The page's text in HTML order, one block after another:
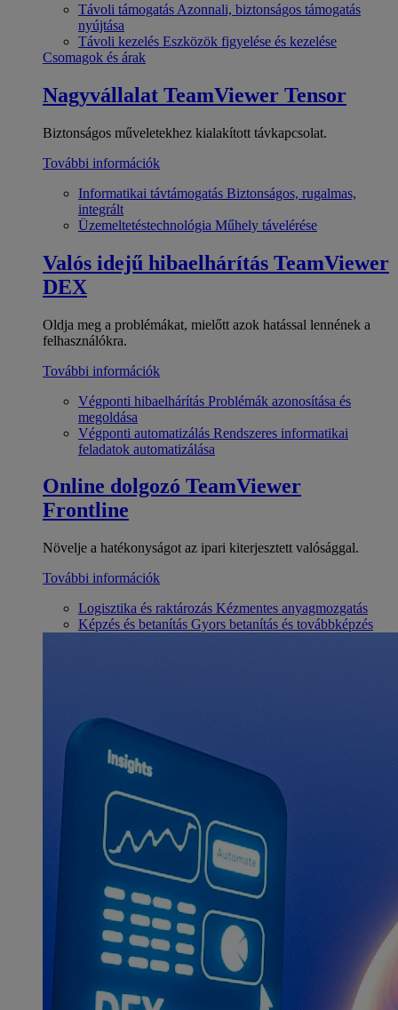
Távoli támogatás Azonnali, biztonságos támogatás
nyújtása
Távoli kezelés Eszközök figyelése és kezelése
Csomagok és árak
Nagyvállalat TeamViewer Tensor
Biztonságos műveletekhez kialakított távkapcsolat.
További információk
Informatikai távtámogatás Biztonságos, rugalmas,
integrált
Üzemeltetéstechnológia Műhely távelérése
Valós idejű hibaelhárítás TeamViewer
DEX
Oldja meg a problémákat, mielőtt azok hatással lennének a
felhasználókra.
További információk
Végponti hibaelhárítás Problémák azonosítása és
megoldása
Végponti automatizálás Rendszeres informatikai
feladatok automatizálása
Online dolgozó TeamViewer
Frontline
Növelje a hatékonyságot az ipari kiterjesztett valósággal.
További információk
Logisztika és raktározás Kézmentes anyagmozgatás
Képzés és betanítás Gyors betanítás és továbbképzés